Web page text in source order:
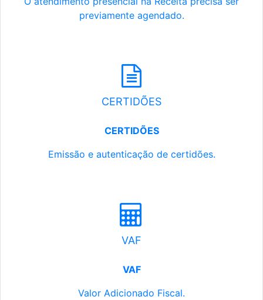
previamente agendado.
CERTIDÕES
CERTIDÕES
Emissão e autenticação de certidões.
VAF
VAF
Valor Adicionado Fiscal.